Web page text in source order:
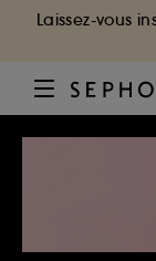
Laissez-vous